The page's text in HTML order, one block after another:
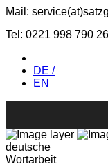
Mail:
Tel: 0221 998 790 26
DE /
EN
deutsche
Wortarbeit